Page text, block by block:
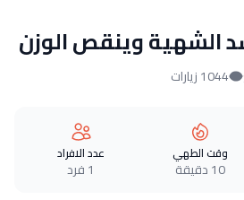
الشهية وينقص الوزن
1044 زيارات
وقت الطهي
10 دقيقة
عدد الافراد
1 فرد